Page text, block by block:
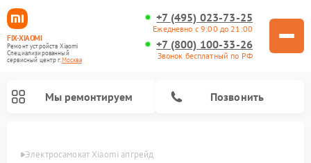
FIX-XIAOMI
Ремонт устройств Xiaomi
Специализированный
cервисный центр г.Москва
+7 (495) 023-73-25
Ежедневно с 9:00 до 21:00
+7 (800) 100-33-26
Звонок бесплатный по РФ
Мы ремонтируем Позвонить
Электросамокат Xiaomi апгрейд